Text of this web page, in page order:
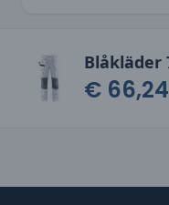
€ 66,24